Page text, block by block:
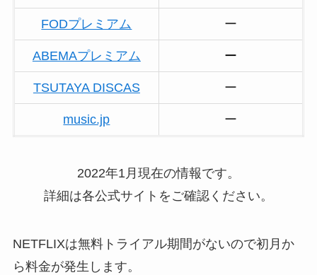
FODプレミアム ー
ABEMAプレミアム ー
TSUTAYA DISCAS ー
music.jp ー
2022年1月現在の情報です。
詳細は各公式サイトをご確認ください。
NETFLIXは無料トライアル期間がないので初月か
ら料金が発生します。